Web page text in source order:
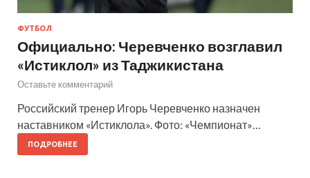
ФУТБОЛ
Официально: Черевченко возглавил
«Истиклол» из Таджикистана
Оставьте комментарий
Российский тренер Игорь Черевченко назначен
наставником «Истиклола». Фото: «Чемпионат»…
ПОДРОБНЕЕ